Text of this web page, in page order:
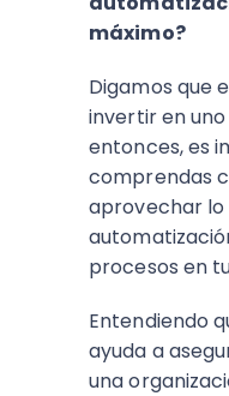
máximo?
Digamos que
invertir en
entonces, es
comprendas
aprovechar
procesos en
Entendiendo
ayuda a
una